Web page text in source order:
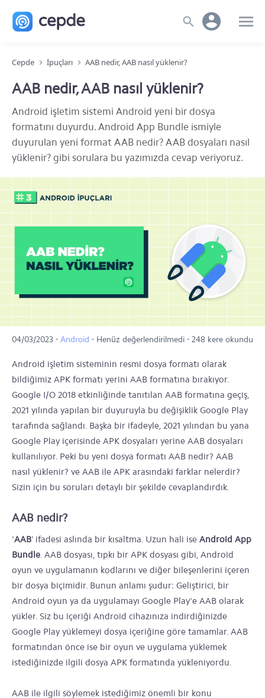
Cepde İpuçları AAB nedir, AAB nasıl yüklenir?
AAB nedir, AAB nasıl yüklenir?
Android işletim sistemi Android yeni bir dosya
formatını duyurdu. Android App Bundle ismiyle
duyurulan yeni format AAB nedir? AAB dosyaları nasıl
yüklenir? gibi sorulara bu yazımızda cevap veriyoruz.
04/03/2023 ⋅ Android ⋅ Henüz değerlendirilmedi ⋅ 248 kere okundu
Android işletim sisteminin resmi dosya formatı olarak
bildiğimiz APK formatı yerini AAB formatına bırakıyor.
Google I/O 2018 etkinliğinde tanıtılan AAB formatına geçiş,
2021 yılında yapılan bir duyuruyla bu değişiklik Google Play
tarafında sağlandı. Başka bir ifadeyle, 2021 yılından bu yana
Google Play içerisinde APK dosyaları yerine AAB dosyaları
kullanılıyor. Peki bu yeni dosya formatı AAB nedir? AAB
nasıl yüklenir? ve AAB ile APK arasındaki farklar nelerdir?
Sizin için bu soruları detaylı bir şekilde cevaplandırdık.
AAB nedir?
'AAB' ifadesi aslında bir kısaltma. Uzun hali ise Android App
Bundle. AAB dosyası, tıpkı bir APK dosyası gibi, Android
oyun ve uygulamanın kodlarını ve diğer bileşenlerini içeren
bir dosya biçimidir. Bunun anlamı şudur: Geliştirici, bir
Android oyun ya da uygulamayı Google Play'e AAB olarak
yükler. Siz bu içeriği Android cihazınıza indirdiğinizde
Google Play yüklemeyi dosya içeriğine göre tamamlar. AAB
formatından önce ise bir oyun ve uygulama yüklemek
istediğinizde ilgili dosya APK formatında yükleniyordu.
AAB ile ilgili söylemek istediğimiz önemli bir konu